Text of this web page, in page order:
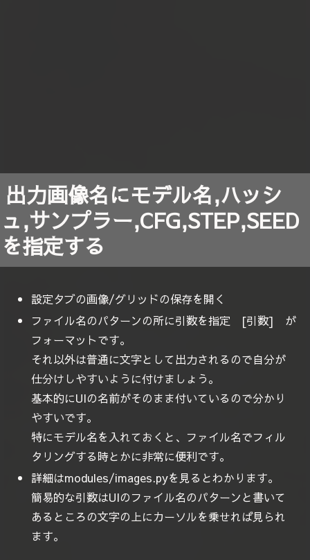
出力画像名にモデル名,ハッシ
ュ,サンプラー,CFG,STEP,SEED
を指定する
設定タブの画像/グリッドの保存を開く
ファイル名のパターンの所に引数を指定 [引数] が
フォーマットです。
それ以外は普通に文字として出力されるので自分が
仕分けしやすいように付けましょう。
基本的にUIの名前がそのまま付いているので分かり
やすいです。
特にモデル名を入れておくと、ファイル名でフィル
タリングする時とかに非常に便利です。
詳細はmodules/images.pyを見るとわかります。
簡易的な引数はUIのファイル名のパターンと書いて
あるところの文字の上にカーソルを乗せれば見られ
ます。